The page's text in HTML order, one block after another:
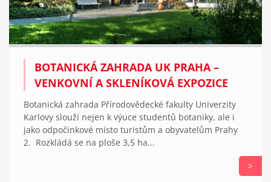
BOTANICKÁ ZAHRADA UK PRAHA –
VENKOVNÍ A SKLENÍKOVÁ EXPOZICE
Botanická zahrada Přírodovědecké fakulty Univerzity
Karlovy slouží nejen k výuce studentů botaniky, ale i
jako odpočinkové místo turistům a obyvatelům Prahy
2. Rozkládá se na ploše 3,5 ha...
>